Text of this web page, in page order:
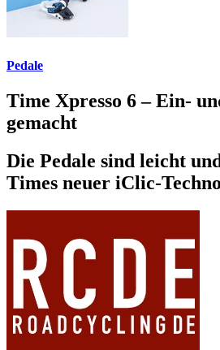
Pedale
Time Xpresso 6 – Ein-
gemacht
Die Pedale sind leicht
Times neuer iClic-